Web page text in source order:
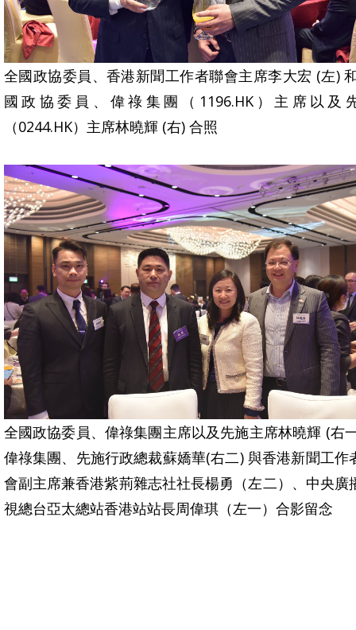
全國政協委員、香港新聞工作者聯會主席李大宏 (左)
國政協委員、偉祿集團（1196.HK）主席以及
（0244.HK）主席林曉輝 (右) 合照
全國政協委員、偉祿集團主席以及先施主席林曉輝 (右
偉祿集團、先施行政總裁蘇嬌華(右二) 與香港新聞工作
會副主席兼香港紫荊雜志社社長楊勇（左二）、中央廣
視總台亞太總站香港站站長周偉琪（左一）合影留念